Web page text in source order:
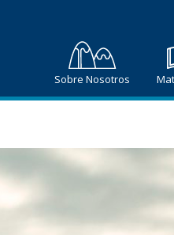
Sobre Nosotros